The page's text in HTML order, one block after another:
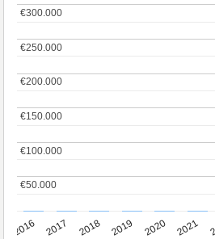
2016 2017 2018 2019 2020 2021
€50.000
€50.000
€100.000
€100.000
€150.000
€150.000
€200.000
€200.000
€250.000
€250.000
€300.000
€300.000